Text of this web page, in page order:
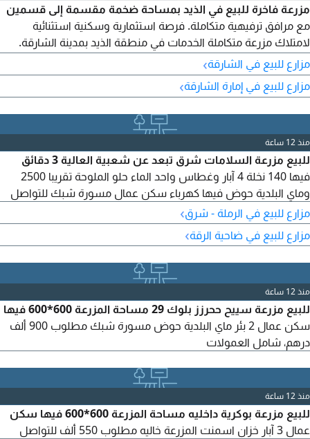
مزرعة فاخرة للبيع في الذيد بمساحة ضخمة مقسمة إلى قسمين
مع مرافق ترفيهية متكاملة. فرصة استثمارية وسكنية استثنائية
لامتلاك مزرعة متكاملة الخدمات في منطقة الذيد بمدينة الشارقة.
المزرعة مقسمة بشكل مثالي إلى قسمين مستقلين، ومزودة
بالكهرباء وغرفة مخصصة للعمال. المساحة الإجمالية 110,148 متر
مزارع للبيع في الشارقة›
مزارع للبيع في إمارة الشارقة›
منذ 12 ساعة
للبيع مزرعة السلامات شرق تبعد عن شعبية العالية 3 دقائق
فيها 140 نخلة 4 آبار وغطاس واحد الماء حلو الملوحة تقريبا 2500
وماي البلدية حوض فيها كهرباء سكن عمال مسورة شبك للتواصل
مزارع للبيع في الرملة - شرق›
مزارع للبيع في ضاحية الرقة›
منذ 12 ساعة
للبيع مزرعة سييح ححرزز بلوك 29 مساحة المزرعة 600*600 فيها
سكن عمال 2 بئر ماي البلدية حوض مسورة شبك مطلوب 900 ألف
درهم، شامل العمولات
منذ 12 ساعة
للبيع مزرعة بوكرية داخليه مساحة المزرعة 600*600 فيها سكن
عمال 3 آبار خزان اسمنت المزرعة خاليه مطلوب 550 ألف للتواصل